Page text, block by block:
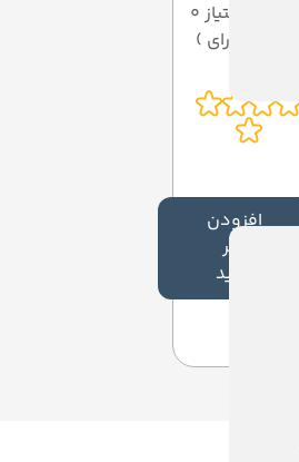
میانگین امتیاز 0
افزودن
نظر
جدید